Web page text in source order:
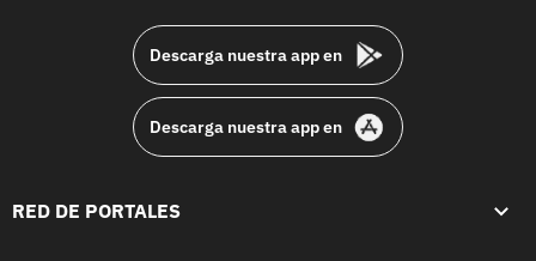
Descarga nuestra app en
Descarga nuestra app en
RED DE PORTALES